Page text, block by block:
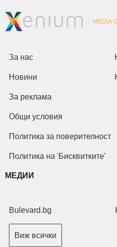
За нас
Новини
За реклама
Общи условия
Политика за поверителност
Политика на 'Бисквитките'
МЕДИИ
Bulevard.bg
Виж всички